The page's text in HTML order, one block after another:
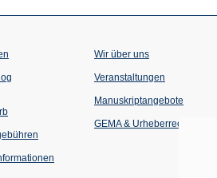
Wir über uns
Veranstaltungen
einem
Tab)
Manuskriptangebote
GEMA & Urheberrecht